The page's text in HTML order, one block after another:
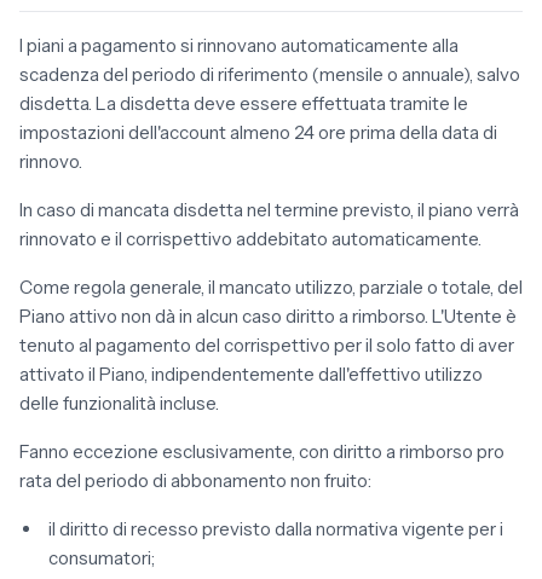
I piani a pagamento si rinnovano automaticamente alla
scadenza del periodo di riferimento (mensile o annuale), salvo
disdetta. La disdetta deve essere effettuata tramite le
impostazioni dell'account almeno 24 ore prima della data di
rinnovo.
In caso di mancata disdetta nel termine previsto, il piano verrà
rinnovato e il corrispettivo addebitato automaticamente.
Come regola generale, il mancato utilizzo, parziale o totale, del
Piano attivo non dà in alcun caso diritto a rimborso. L'Utente è
tenuto al pagamento del corrispettivo per il solo fatto di aver
attivato il Piano, indipendentemente dall'effettivo utilizzo
delle funzionalità incluse.
Fanno eccezione esclusivamente, con diritto a rimborso pro
rata del periodo di abbonamento non fruito:
il diritto di recesso previsto dalla normativa vigente per i
consumatori;